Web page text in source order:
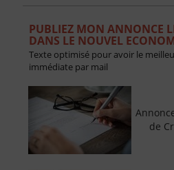
PUBLIEZ MON ANNONCE
DANS LE NOUVEL
Texte optimisé pour avoir le
immédiate par mail
de